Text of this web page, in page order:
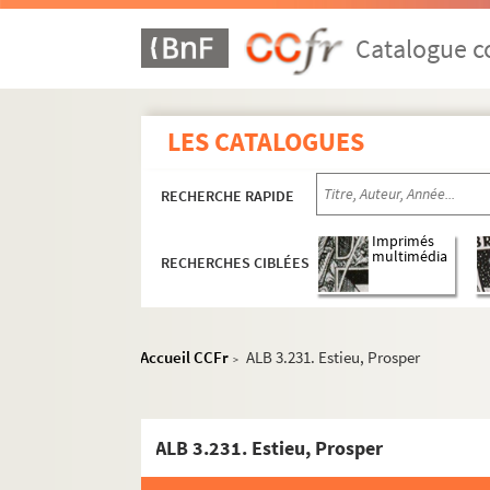
Catalogue
LES CATALOGUES
RECHERCHE RAPIDE
RECHERCHES CIBLÉES
Imprimés
multimédia
Accueil CCFr > ALB 3.231. Estieu, Prosper
ALB 3.231. Estieu, Prosper
ALB 3.1. Carte de Félibre de Paul Albarel
Les dignités du Félibrige
Maintenance du Languedoc
ALB 3.11. Brouillons de Paul Albarel
ALB 3.12. Albarel (Paul). -L'inventeur du
L'association "La Cigalo narbouneso"
Documents non attribués
A